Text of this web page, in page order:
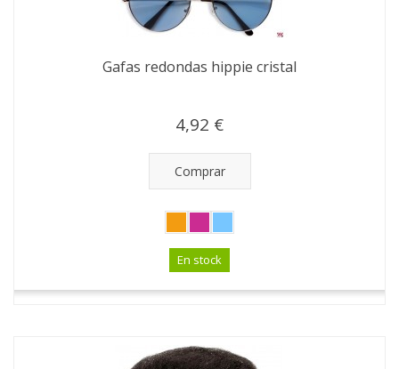
Gafas redondas hippie cristal
4,92 €
Comprar
En stock